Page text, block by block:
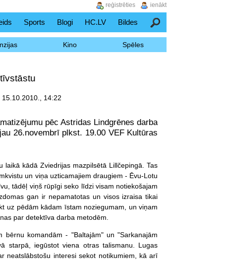
Sports Blogi HC.LV Bildes Meklēšana
Kino Spēles
14:22
pēc Astridas Lindgrēnes darba
26.novembrī plkst. 19.00 VEF Kultūras
laikā kādā Zviedrijas mazpilsētā Lillčepingā. Tas
un viņa uzticamajiem draugiem - Ēvu-Lotu
tādēļ viņš rūpīgi seko līdzi visam notiekošajam
gan ir nepamatotas un visos izraisa tikai
uz pēdām kādam īstam noziegumam, un viņam
par detektīva darba metodēm.
komandām - "Baltajām" un "Sarkanajām
starpā, iegūstot viena otras talismanu. Lugas
neatslābstošu interesi sekot notikumiem, kā arī
ienākt
reģistrēties